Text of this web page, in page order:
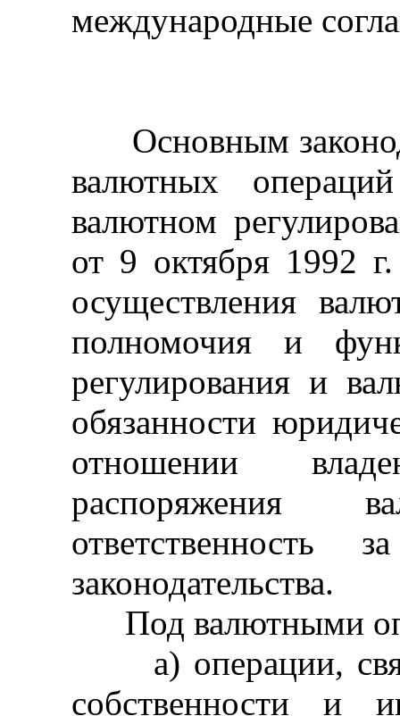
международные
Основным
валютных
валютном
от 9 октября 1992
осуществления
полномочия и
регулирования и
обязанности
отношении
распоряжения
ответственность
законодательства.
Под валютными
а) операции,
собственности и